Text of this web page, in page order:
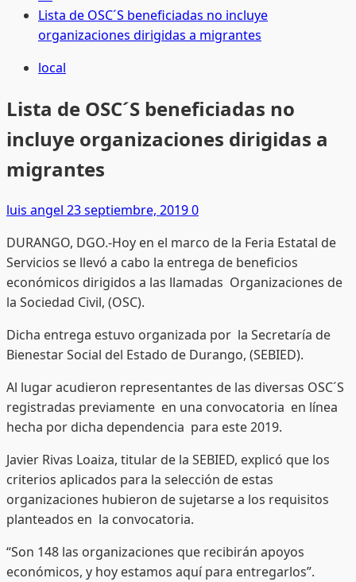
Lista de OSC´S beneficiadas no incluye
organizaciones dirigidas a migrantes
local
Lista de OSC´S beneficiadas no
incluye organizaciones dirigidas a
migrantes
luis angel 23 septiembre, 20190
DURANGO, DGO.-Hoy en el marco de la Feria Estatal de
Servicios se llevó a cabo la entrega de beneficios
económicos dirigidos a las llamadas Organizaciones de
la Sociedad Civil, (OSC).
Dicha entrega estuvo organizada por la Secretaría de
Bienestar Social del Estado de Durango, (SEBIED).
Al lugar acudieron representantes de las diversas OSC´S
registradas previamente en una convocatoria en línea
hecha por dicha dependencia para este 2019.
Javier Rivas Loaiza, titular de la SEBIED, explicó que los
criterios aplicados para la selección de estas
organizaciones hubieron de sujetarse a los requisitos
planteados en la convocatoria.
“Son 148 las organizaciones que recibirán apoyos
económicos, y hoy estamos aquí para entregarlos”.